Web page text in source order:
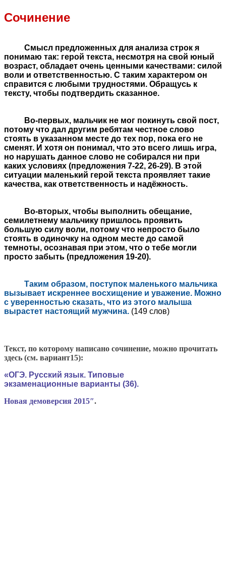
Сочинение
Смысл предложенных для анализа строк я
понимаю так: герой текста, несмотря на свой юный
возраст, обладает очень ценными качествами: силой
воли и ответственностью. С таким характером он
справится с любыми трудностями. Обращусь к
тексту, чтобы подтвердить сказанное.
Во-первых, мальчик не мог покинуть свой пост,
потому что дал другим ребятам честное слово
стоять в указанном месте до тех пор, пока его не
сменят. И хотя он понимал, что это всего лишь игра,
но нарушать данное слово не собирался ни при
каких условиях (предложения 7-22, 26-29). В этой
ситуации маленький герой текста проявляет такие
качества, как ответственность и надёжность.
Во-вторых, чтобы выполнить обещание,
семилетнему мальчику пришлось проявить
большую силу воли, потому что непросто было
стоять в одиночку на одном месте до самой
темноты, осознавая при этом, что о тебе могли
просто забыть (предложения 19-20).
Таким образом, поступок маленького мальчика
вызывает искреннее восхищение и уважение. Можно
с уверенностью сказать, что из этого малыша
вырастет настоящий мужчина. (149 слов)
Текст, по которому написано сочинение, можно прочитать
здесь (см. вариант15):
«ОГЭ. Русский язык. Типовые
экзаменационные варианты (36).
Новая демоверсия 2015″.